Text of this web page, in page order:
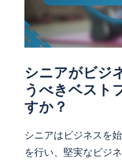
シニアがビジ
うべきベスト
すか？
シニアはビジネスを
を行い、堅実なビジ